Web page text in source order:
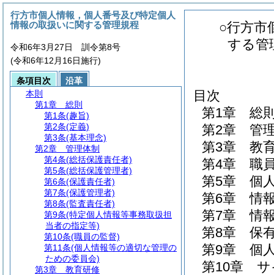
○行方市
する管
目次
第1章
総
第2章
管
第3章
教
第4章
職
第5章
個
第6章
情
第7章
情
第8章
保
第9章
個
第10章
行方市個人情報，個人番号及び特定個人
情報の取扱いに関する管理規程
令和6年3月27日 訓令第8号
(令和6年12月16日施行)
条項目次
沿革
本則
第1章
総則
第1条(趣旨)
第2条(定義)
第3条(基本理念)
第2章
管理体制
第4条(総括保護責任者)
第5条(総括保護管理者)
第6条(保護責任者)
第7条(保護管理者)
第8条(監査責任者)
第9条(特定個人情報等事務取扱担
当者の指定等)
第10条(職員の監督)
第11条(個人情報等の適切な管理の
ための委員会)
第3章
教育研修